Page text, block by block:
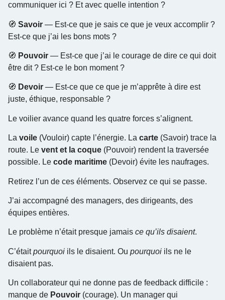
communiquer ici ? Et avec quelle intention ?
🧭 Savoir — Est-ce que je sais ce que je veux accomplir ?
Est-ce que j’ai les bons mots ?
🧭 Pouvoir — Est-ce que j’ai le courage de dire ce qui doit
être dit ? Est-ce le bon moment ?
🧭 Devoir — Est-ce que ce que je m’apprête à dire est
juste, éthique, responsable ?
Le voilier avance quand les quatre forces s’alignent.
La voile (Vouloir) capte l’énergie. La carte (Savoir) trace la
route. Le vent et la coque (Pouvoir) rendent la traversée
possible. Le code maritime (Devoir) évite les naufrages.
Retirez l’un de ces éléments. Observez ce qui se passe.
J’ai accompagné des managers, des dirigeants, des
équipes entières.
Le problème n’était presque jamais ce qu’ils disaient.
C’étaitpourquoi ils le disaient. Ou pourquoi ils ne le
disaient pas.
Un collaborateur qui ne donne pas de feedback difficile :
manque de Pouvoir (courage). Un manager qui